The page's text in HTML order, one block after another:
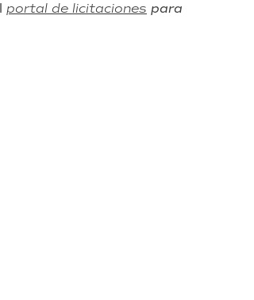
portal de licitaciones para